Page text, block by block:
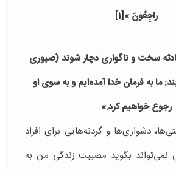
راجِعُونَ »[1]
سخت و ناگواری دچار شوند (صبوری
ما به فرمان خدا آمده‌ایم و به سوی او
رجوع خواهیم کرد.»
دشواری‌ها و گردنه‌هایی برای افراد
بگوید مصیبت زندگی من به